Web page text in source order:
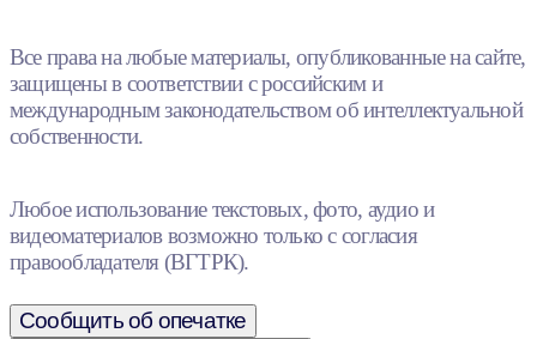
Все права на любые материалы, опубликованные на сайте,
защищены в соответствии с российским и
международным законодательством об интеллектуальной
собственности.
Любое использование текстовых, фото, аудио и
видеоматериалов возможно только с согласия
правообладателя (ВГТРК).
Сообщить об опечатке